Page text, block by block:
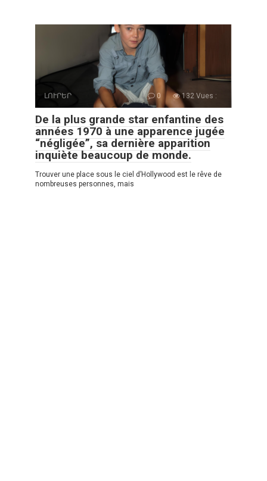
ԼՈՒՐԵՐ 0 132 Vues :
De la plus grande star enfantine des
années 1970 à une apparence jugée
“négligée”, sa dernière apparition
inquiète beaucoup de monde.
Trouver une place sous le ciel d’Hollywood est le rêve de
nombreuses personnes, mais